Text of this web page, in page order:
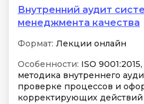
Внутренний аудит
менеджмента качества
Формат: Лекции онлайн
Особенности: ISO
методика внутреннего
проверке процессов и
корректирующих действий